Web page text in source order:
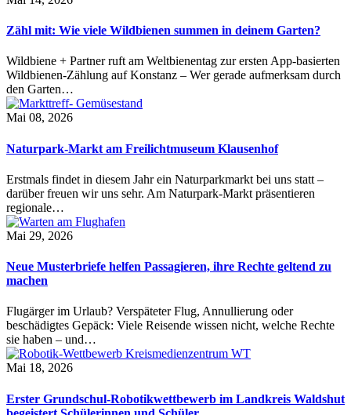
Zähl mit: Wie viele Wildbienen summen in deinem Garten?
Wildbiene + Partner ruft am Weltbienentag zur ersten App-basierten
Wildbienen-Zählung auf Konstanz – Wer gerade aufmerksam durch
den Garten…
Mai 08, 2026
Naturpark-Markt am Freilichtmuseum Klausenhof
Erstmals findet in diesem Jahr ein Naturparkmarkt bei uns statt –
darüber freuen wir uns sehr. Am Naturpark-Markt präsentieren
regionale…
Mai 29, 2026
Neue Musterbriefe helfen Passagieren, ihre Rechte geltend zu
machen
Flugärger im Urlaub? Verspäteter Flug, Annullierung oder
beschädigtes Gepäck: Viele Reisende wissen nicht, welche Rechte
sie haben – und…
Mai 18, 2026
Erster Grundschul-Robotikwettbewerb im Landkreis Waldshut